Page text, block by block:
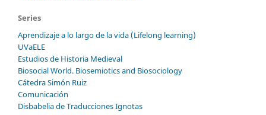
Series
Aprendizaje a lo largo de la vida (Lifelong learning)
UVaELE
Estudios de Historia Medieval
Biosocial World. Biosemiotics and Biosociology
Cátedra Simón Ruiz
Comunicación
Disbabelia de Traducciones Ignotas